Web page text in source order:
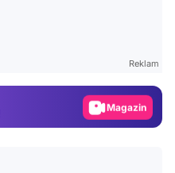
Reklam
Magazin